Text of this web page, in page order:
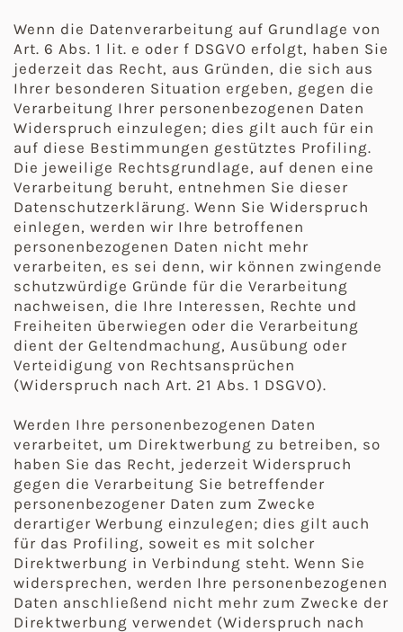
Wenn die Datenverarbeitung auf Grundlage von
Art. 6 Abs. 1 lit. e oder f DSGVO erfolgt, haben Sie
jederzeit das Recht, aus Gründen, die sich aus
Ihrer besonderen Situation ergeben, gegen die
Verarbeitung Ihrer personenbezogenen Daten
Widerspruch einzulegen; dies gilt auch für ein
auf diese Bestimmungen gestütztes Profiling.
Die jeweilige Rechtsgrundlage, auf denen eine
Verarbeitung beruht, entnehmen Sie dieser
Datenschutzerklärung. Wenn Sie Widerspruch
einlegen, werden wir Ihre betroffenen
personenbezogenen Daten nicht mehr
verarbeiten, es sei denn, wir können zwingende
schutzwürdige Gründe für die Verarbeitung
nachweisen, die Ihre Interessen, Rechte und
Freiheiten überwiegen oder die Verarbeitung
dient der Geltendmachung, Ausübung oder
Verteidigung von Rechtsansprüchen
(Widerspruch nach Art. 21 Abs. 1 DSGVO).
Werden Ihre personenbezogenen Daten
verarbeitet, um Direktwerbung zu betreiben, so
haben Sie das Recht, jederzeit Widerspruch
gegen die Verarbeitung Sie betreffender
personenbezogener Daten zum Zwecke
derartiger Werbung einzulegen; dies gilt auch
für das Profiling, soweit es mit solcher
Direktwerbung in Verbindung steht. Wenn Sie
widersprechen, werden Ihre personenbezogenen
Daten anschließend nicht mehr zum Zwecke der
Direktwerbung verwendet (Widerspruch nach